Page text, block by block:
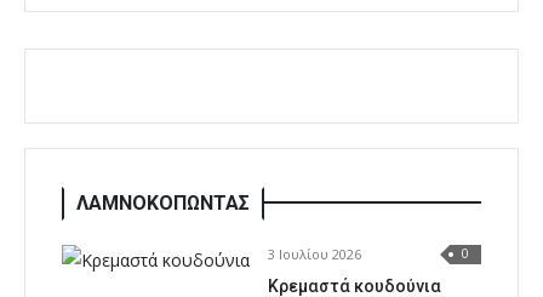
ΛΑΜΝΟΚΟΠΩΝΤΑΣ
3 Ιουλίου 2026 0
Κρεμαστά κουδούνια